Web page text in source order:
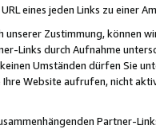
eines jeden Links zu einer
Zustimmung, können
Links durch Aufnahme
Umständen dürfen Sie
Website aufrufen, nicht
Partner-